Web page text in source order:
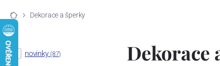
Dekorace a šperky
Dekorace
novinky (87)